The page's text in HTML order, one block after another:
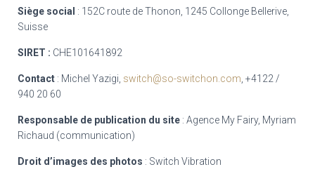
Siège social : 152C route de Thonon, 1245 Collonge Bellerive,
Suisse
SIRET : CHE101641892
Contact : Michel Yazigi, switch@so-switchon.com , +4122 /
940 20 60
Responsable de publication du site : Agence My Fairy, Myriam
Richaud (communication)
Droit d’images des photos : Switch Vibration